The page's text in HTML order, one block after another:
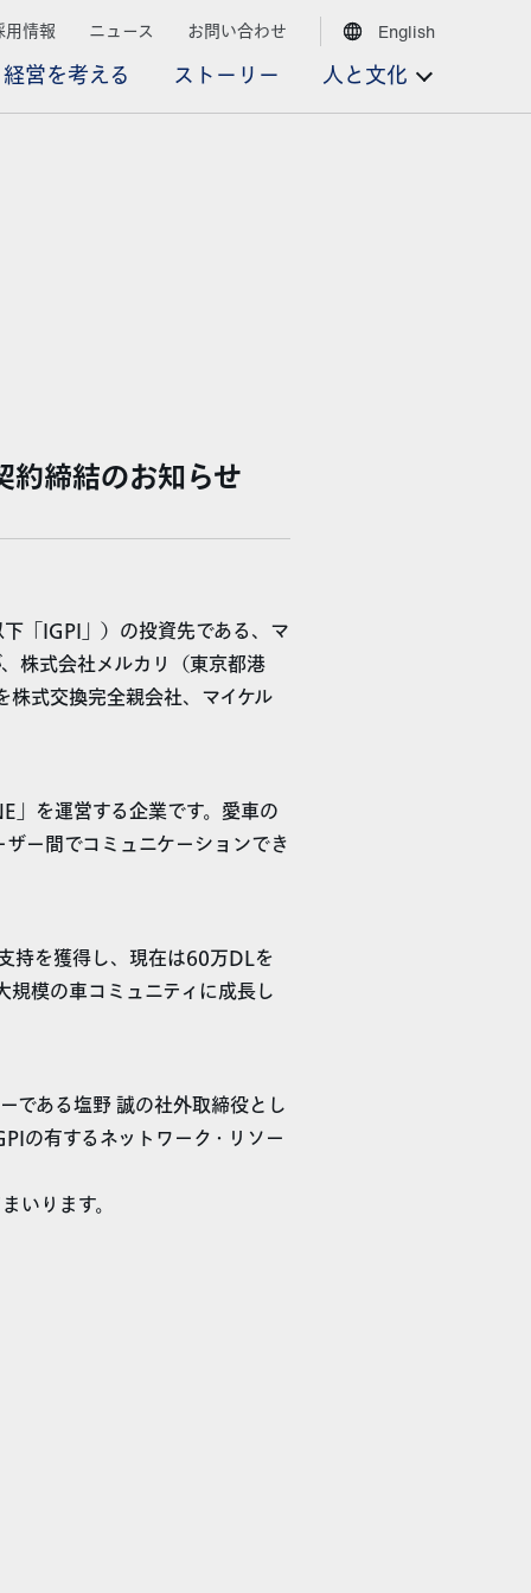
経営を考える ストーリー 人と文化
用情報 ニュース お問い合わせ English
約締結のお知らせ
「IGPI」）の投資先である、マ
株式会社メルカリ（東京都港
式交換完全親会社、マイケル
」を運営する企業です。愛車の
ー間でコミュニケーションでき
持を獲得し、現在は60万DLを
模の車コミュニティに成長し
である塩野 誠の社外取締役とし
の有するネットワーク・リソー
いります。